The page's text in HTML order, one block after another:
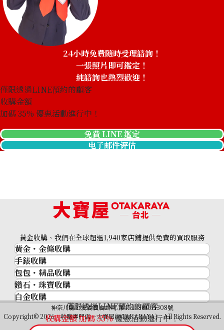
Platinum (Pt900) Sapphire Cufflinks
ASK
24小時免費隨時受理諮詢！
一張照片即可鑑定！
純諮詢也熱烈歡迎！
僅限透過LINE預約的顧客
收購金額
加碼35% 優惠活動進行中！
免費 LINE 鑑定
电子邮件评估
僅限透過LINE預約的顧客
收購金額 加碼35%優惠活動進行中！
黃金收購、我們在全球超過1,940家店鋪提供免費的買取服務
黃金・金條收購
黃金與貴金屬
金的錠
金幣
黃金過去10年
黃金飾品
黃金戒指
手錶收購
名牌手錶
Rolex
Patek Philippe
Audemars Piguet
Vacheron Constantin
包包・精品收購
品牌精品
Cartier
LOUIS VUITTON
Hermès
鑽石・珠寶收購
鑽石･珠寶
祖母綠（翠玉）
白金收購
神奈川縣公安委員會許可 第451380001308號
Copyright© 2026 收購專門店—大寶屋(OTAKARAYA) All Rights Reserved.